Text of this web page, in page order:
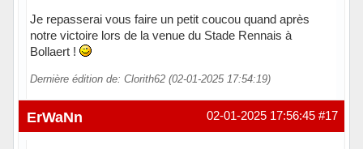
Je repasserai vous faire un petit coucou quand après
notre victoire lors de la venue du Stade Rennais à
Bollaert !
Dernière édition de: Clorith62 (02-01-2025 17:54:19)
Hors ligne #17
02-01-2025 17:56:45
ErWaNn